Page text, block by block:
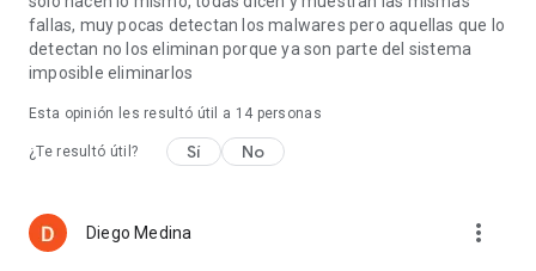
Cada año se filtran miles de millones de credenciales en
brechas de datos. Usa Certo para comprobar si tus cuentas
están comprometidas y protegerte contra el robo de
identidad.*
Sin anuncios
de usuario. La app es 100 % libre de anuncios.
fallas, muy pocas detectan los malwares pero aquellas que lo
detectan no los eliminan porque ya son parte del sistema
imposible eliminarlos
Esta opinión les resultó útil a 14 personas
¿Te resultó útil? Sí No
Diego Medina more_vert